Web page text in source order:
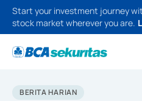
Start your investment journey
stock market wherever you are.
BERITA HARIAN